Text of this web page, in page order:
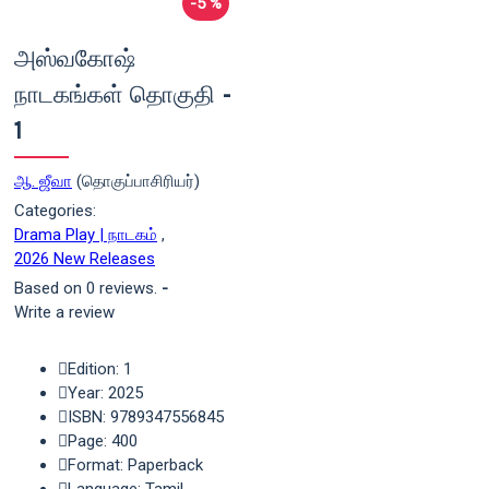
அஸ்வகோஷ்
நாடகங்கள் தொகுதி -
1
ஆ. ஜீவா (தொகுப்பாசிரியர்)
Categories:
Drama Play | நாடகம் ,
2026 New Releases
Based on 0 reviews. -
Write a review
Edition: 1
Year: 2025
ISBN: 9789347556845
Page: 400
Format: Paperback